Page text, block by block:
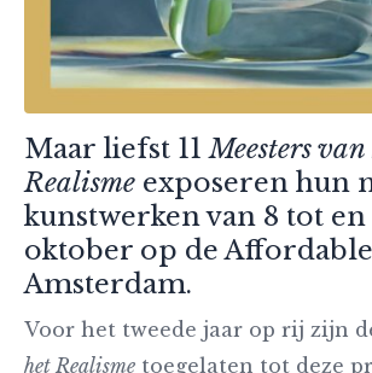
Maar liefst 11Meesters
Realisme exposeren hun
kunstwerken van 8 tot en
oktober op de
Amsterdam.
Voor het tweede jaar op rij zijn
het Realisme toegelaten tot deze